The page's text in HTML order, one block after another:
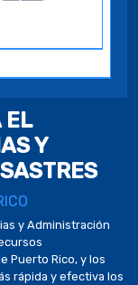
EL
Y
y Administración
Puerto Rico, y los
rápida y efectiva los